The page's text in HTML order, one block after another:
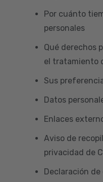
Por cuánto
personales
Qué derechos
el tratamiento
Sus
Datos
Enlaces
Aviso de
privacidad de
Declaración